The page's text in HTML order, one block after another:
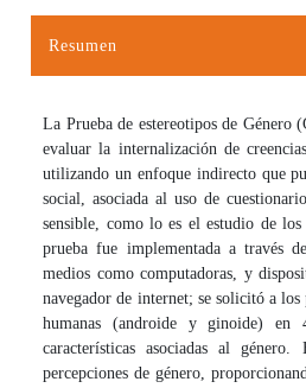
Resumen
La Prueba de estereotipos de Género
evaluar la internalización de
utilizando un enfoque indirecto que
social, asociada al uso de
sensible, como lo es el estudio de
prueba fue implementada a través
medios como computadoras, y
navegador de internet; se solicitó a
humanas (androide y ginoide) en
características asociadas al
percepciones de género,